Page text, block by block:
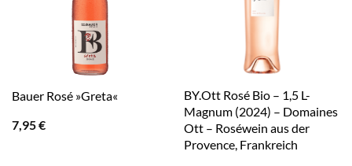
Bauer Rosé »Greta«
7,95€
BY.Ott Rosé Bio – 1,5 L-
Magnum (2024) – Domaines
Ott – Roséwein aus der
Provence, Frankreich